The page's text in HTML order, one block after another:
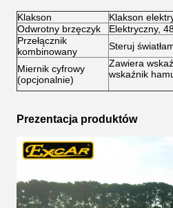
Klakson
Klakson
Odwrotny brzęczyk
Elektryczny,
Przełącznik
kombinowany
Steruj
Miernik cyfrowy
(opcjonalnie)
Zawiera
wskaźnik
Prezentacja produktów